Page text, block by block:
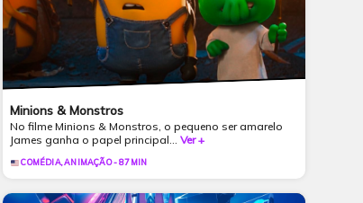
Minions & Monstros
No filme Minions & Monstros, o pequeno ser amarelo
James ganha o papel principal... Ver +
COMÉDIA, ANIMAÇÃO - 87 MIN